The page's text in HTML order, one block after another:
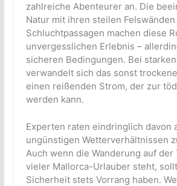
zahlreiche Abenteurer an. Die
Natur mit ihren steilen
Schluchtpassagen machen diese
unvergesslichen Erlebnis –
sicheren Bedingungen. Bei
verwandelt sich das sonst
einen reißenden Strom, der zur
werden kann.
Experten raten eindringlich davon
ungünstigen Wetterverhältnissen
Auch wenn die Wanderung auf
vieler Mallorca-Urlauber steht,
Sicherheit stets Vorrang haben.